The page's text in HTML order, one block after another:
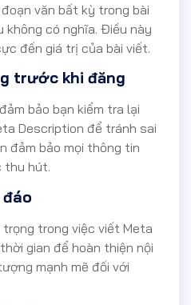
văn bất kỳ trong bài
không có nghĩa. Điều này
đến giá trị của bài viết.
trước khi đăng
bảo bạn kiểm tra lại
Description để tránh sai
đảm bảo mọi thông tin
thu hút.
trong việc viết Meta
gian để hoàn thiện nội
mạnh mẽ đối với